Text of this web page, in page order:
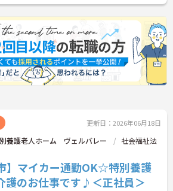
は詳細の情報や面接のポイン
お気軽にお問い合わせくださ
更新日：2026年06月18日
養護老人ホーム ヴェルバレー
社会福祉法
】マイカー通勤OK☆特別養護
護のお仕事です♪＜正社員＞